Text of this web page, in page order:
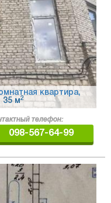
квартира,
35 м2
телефон:
098-567-64-99